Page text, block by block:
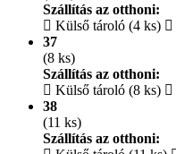
Szállítás az otthoni:
Külső tároló (4 ks)
37
(8 ks)
Szállítás az otthoni:
Külső tároló (8 ks)
38
(11 ks)
Szállítás az otthoni: